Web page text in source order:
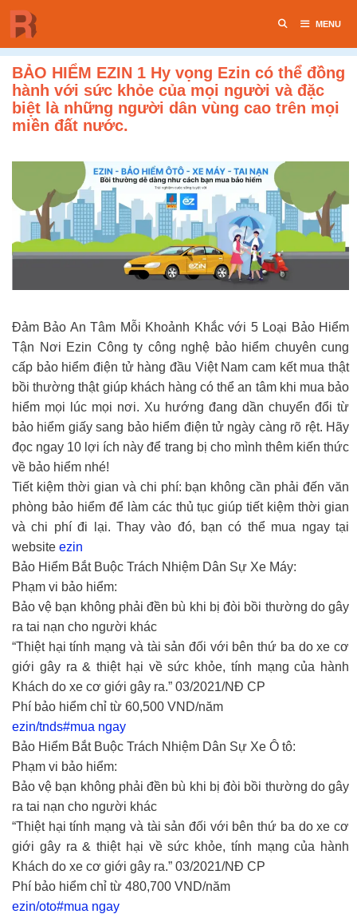
Chuyển
đến
nội
dung
MENU
BẢO HIỂM EZIN 1 Hy vọng Ezin có thể đồng
hành với sức khỏe của mọi người và đặc
biệt là những người dân vùng cao trên mọi
miền đất nước.
Đảm Bảo An Tâm Mỗi Khoảnh Khắc với 5 Loại Bảo Hiểm
Tận Nơi Ezin Công ty công nghệ bảo hiểm chuyên cung
cấp bảo hiểm điện tử hàng đầu Việt Nam cam kết mua thật
bồi thường thật giúp khách hàng có thể an tâm khi mua bảo
hiểm mọi lúc mọi nơi. Xu hướng đang dần chuyển đổi từ
bảo hiểm giấy sang bảo hiểm điện tử ngày càng rõ rệt. Hãy
đọc ngay 10 lợi ích này để trang bị cho mình thêm kiến thức
về bảo hiểm nhé!
Tiết kiệm thời gian và chi phí: bạn không cần phải đến văn
phòng bảo hiểm để làm các thủ tục giúp tiết kiệm thời gian
và chi phí đi lại. Thay vào đó, bạn có thể mua ngay tại
website ezin
Bảo Hiểm Bắt Buộc Trách Nhiệm Dân Sự Xe Máy:
Phạm vi bảo hiểm:
Bảo vệ bạn không phải đền bù khi bị đòi bồi thường do gây
ra tai nạn cho người khác
“Thiệt hại tính mạng và tài sản đối với bên thứ ba do xe cơ
giới gây ra & thiệt hại về sức khỏe, tính mạng của hành
Khách do xe cơ giới gây ra.” 03/2021/NĐ CP
Phí bảo hiểm chỉ từ 60,500 VND/năm
ezin/tnds#mua ngay
Bảo Hiểm Bắt Buộc Trách Nhiệm Dân Sự Xe Ô tô:
Phạm vi bảo hiểm:
Bảo vệ bạn không phải đền bù khi bị đòi bồi thường do gây
ra tai nạn cho người khác
“Thiệt hại tính mạng và tài sản đối với bên thứ ba do xe cơ
giới gây ra & thiệt hại về sức khỏe, tính mạng của hành
Khách do xe cơ giới gây ra.” 03/2021/NĐ CP
Phí bảo hiểm chỉ từ 480,700 VND/năm
ezin/oto#mua ngay